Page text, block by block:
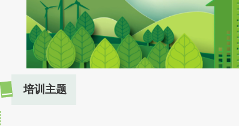
一 培训主题